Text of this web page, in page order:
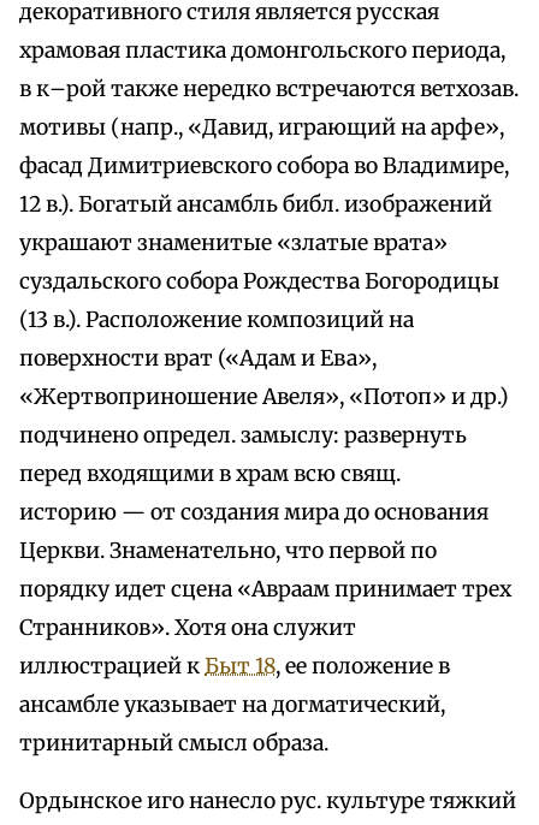
декоративного стиля является русская
храмовая пластика домонгольского периода,
в к–рой также нередко встречаются ветхозав.
мотивы (напр., «Давид, играющий на арфе»,
фасад Димитриевского собора во Владимире,
12 в.). Богатый ансамбль библ. изображений
украшают знаменитые «златые врата»
суздальского собора Рождества Богородицы
(13 в.). Расположение композиций на
поверхности врат («Адам и Ева»,
«Жертвоприношение Авеля», «Потоп» и др.)
подчинено определ. замыслу: развернуть
перед входящими в храм всю свящ.
историю — от создания мира до основания
Церкви. Знаменательно, что первой по
порядку идет сцена «Авраам принимает трех
Странников». Хотя она служит
иллюстрацией кБыт 18, ее положение в
ансамбле указывает на догматический,
тринитарный смысл образа.
Ордынское иго нанесло рус. культуре тяжкий